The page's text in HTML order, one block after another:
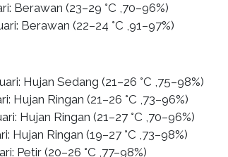
Berawan (23–29 °C ,70–96%)
Berawan (22–24 °C ,91–97%)
Hujan Sedang (21–26 °C ,75–98%)
Hujan Ringan (21–26 °C ,73–96%)
Hujan Ringan (21–27 °C ,70–96%)
Hujan Ringan (19–27 °C ,73–98%)
Petir (20–26 °C ,77–98%)